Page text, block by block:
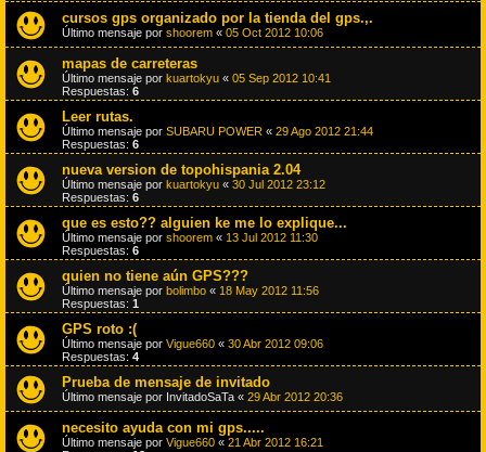
cursos gps organizado por la tienda del gps.,.
Último mensaje por shoorem « 05 Oct 2012 10:06
mapas de carreteras
Último mensaje por kuartokyu « 05 Sep 2012 10:41
Respuestas: 6
Leer rutas.
Último mensaje por SUBARU POWER « 29 Ago 2012 21:44
Respuestas: 6
nueva version de topohispania 2.04
Último mensaje por kuartokyu « 30 Jul 2012 23:12
Respuestas: 6
que es esto?? alguien ke me lo explique...
Último mensaje por shoorem « 13 Jul 2012 11:30
Respuestas: 6
quien no tiene aún GPS???
Último mensaje por bolimbo « 18 May 2012 11:56
Respuestas: 1
GPS roto :(
Último mensaje por Vigue660 « 30 Abr 2012 09:06
Respuestas: 4
Prueba de mensaje de invitado
Último mensaje por InvitadoSaTa « 29 Abr 2012 20:36
necesito ayuda con mi gps.....
Último mensaje por Vigue660 « 21 Abr 2012 16:21